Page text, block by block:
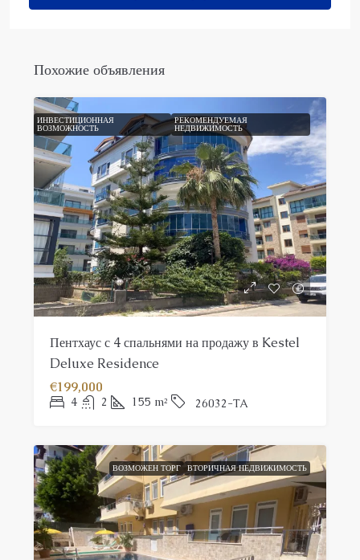
Похожие объявления
ИНВЕСТИЦИОННАЯ
ВОЗМОЖНОСТЬ
РЕКОМЕНДУЕМАЯ
НЕДВИЖИМОСТЬ
Пентхаус с 4 спальнями на продажу в Kestel
Deluxe Residence
€199,000
4 2 155 m² 26032-TA
ВОЗМОЖЕН ТОРГ ВТОРИЧНАЯ НЕДВИЖИМОСТЬ